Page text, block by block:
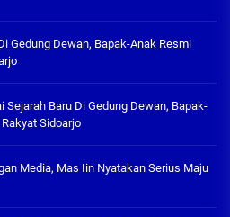
Gedung Dewan, Bapak-Anak Resmi
Sejarah Baru Di Gedung Dewan, Bapak-
Sidoarjo
Media, Mas Iin Nyatakan Serius Maju